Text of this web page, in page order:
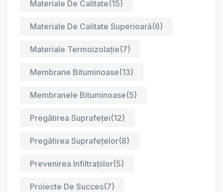
Materiale De Calitate(15)
Materiale De Calitate Superioară(6)
Materiale Termoizolație(7)
Membrane Bituminoase(13)
Membranele Bituminoase(5)
Pregătirea Suprafeței(12)
Pregătirea Suprafețelor(8)
Prevenirea Infiltrațiilor(5)
Proiecte De Succes(7)